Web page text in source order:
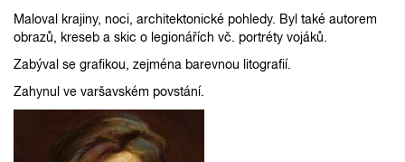
Maloval krajiny, noci, architektonické pohledy. Byl také autorem
obrazů, kreseb a skic o legionářích vč. portréty vojáků.
Zabýval se grafikou, zejména barevnou litografií.
Zahynul ve varšavském povstání.